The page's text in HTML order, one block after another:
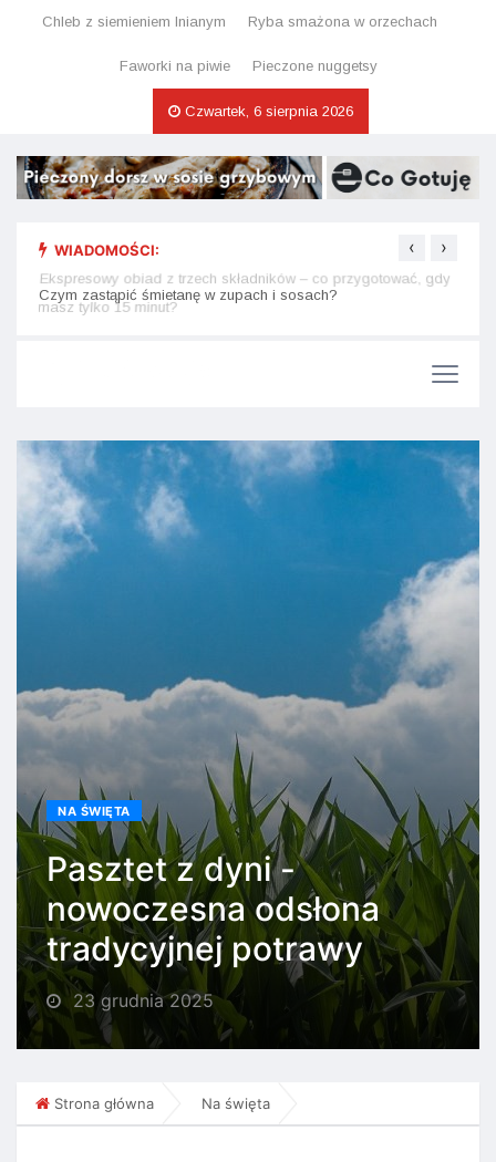
Chleb z siemieniem lnianym Ryba smażona w orzechach
Faworki na piwie Pieczone nuggetsy
Czwartek, 6 sierpnia 2026
WIADOMOŚCI:
Ekspresowy obiad z trzech składników – co przygotować, gdy
masz tylko 15 minut?
‹ ›
NA ŚWIĘTA
Pasztet z dyni -
nowoczesna odsłona
tradycyjnej potrawy
23 grudnia 2025
Strona główna Na święta